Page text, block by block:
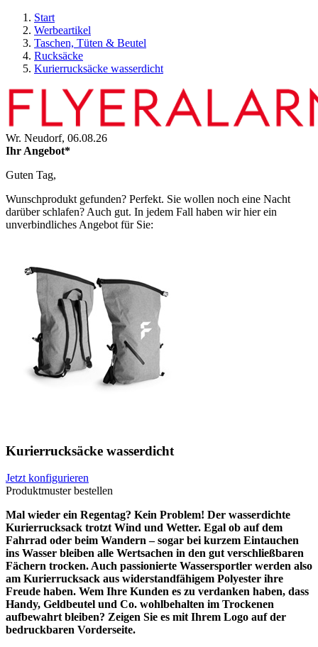
Start
Werbeartikel
Taschen, Tüten & Beutel
Rucksäcke
Kurierrucksäcke wasserdicht
Wr. Neudorf, 06.08.26
Ihr Angebot*
Guten Tag,
Wunschprodukt gefunden? Perfekt. Sie wollen noch eine Nacht
darüber schlafen? Auch gut. In jedem Fall haben wir hier ein
unverbindliches Angebot für Sie:
Kurierrucksäcke wasserdicht
Jetzt konfigurieren
Produktmuster bestellen
Mal wieder ein Regentag? Kein Problem! Der wasserdichte
Kurierrucksack trotzt Wind und Wetter. Egal ob auf dem
Fahrrad oder beim Wandern – sogar bei kurzem Eintauchen
ins Wasser bleiben alle Wertsachen in den gut verschließbaren
Fächern trocken. Auch passionierte Wassersportler werden also
am Kurierrucksack aus widerstandfähigem Polyester ihre
Freude haben. Wem Ihre Kunden es zu verdanken haben, dass
Handy, Geldbeutel und Co. wohlbehalten im Trockenen
aufbewahrt bleiben? Zeigen Sie es mit Ihrem Logo auf der
bedruckbaren Vorderseite.